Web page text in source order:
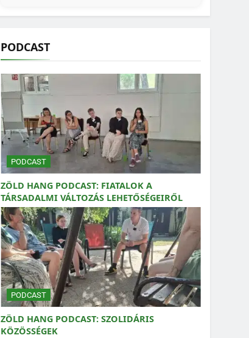
PODCAST
PODCAST
ZÖLD HANG PODCAST: FIATALOK A
TÁRSADALMI VÁLTOZÁS LEHETŐSÉGEIRŐL
PODCAST
ZÖLD HANG PODCAST: SZOLIDÁRIS
KÖZÖSSÉGEK